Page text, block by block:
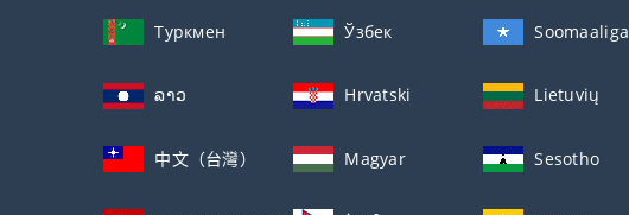
Туркмен Ўзбек Soomaaliga
ລາວ Hrvatski Lietuvių
中文（台灣） Magyar Sesotho